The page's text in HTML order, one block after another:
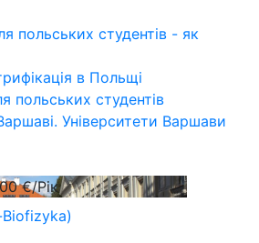
польських студентів - як
в Польщі
польських студентів
Університети Варшави
€/Рік
Biofizyka)